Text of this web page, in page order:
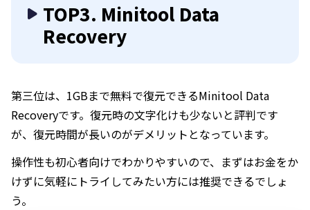
TOP3. Minitool Data
Recovery
第三位は、1GBまで無料で復元できるMinitool Data
Recoveryです。復元時の文字化けも少ないと評判です
が、復元時間が長いのがデメリットとなっています。
操作性も初心者向けでわかりやすいので、まずはお金をか
けずに気軽にトライしてみたい方には推奨できるでしょ
う。